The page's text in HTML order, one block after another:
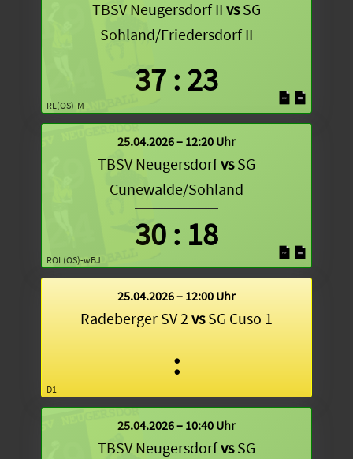
RL(OS)-M
TBSV Neugersdorf II vsSG
Sohland/Friedersdorf II
37 : 23
ROL(OS)-wBJ
25.04.2026 – 12:20 Uhr
TBSV NeugersdorfvsSG
Cunewalde/Sohland
30 : 18
D1
25.04.2026 – 12:00 Uhr
Radeberger SV 2 vsSG Cuso 1
:
25.04.2026 – 10:40 Uhr
TBSV NeugersdorfvsSG